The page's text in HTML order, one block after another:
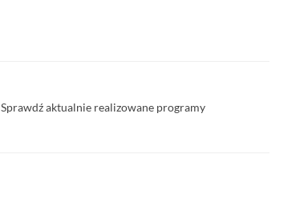
Sprawdź aktualnie realizowane programy